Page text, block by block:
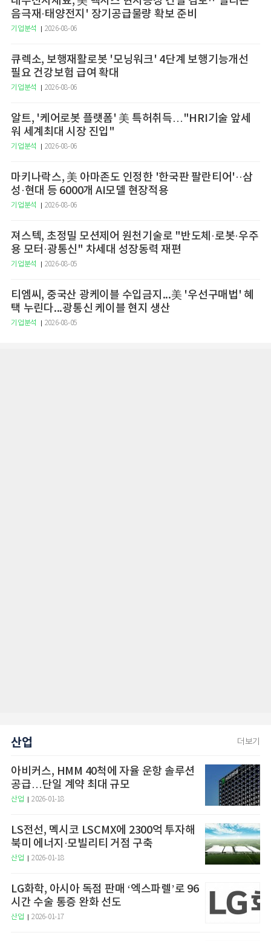
음극재·태양전지' 장기공급물량 확보 준비
기업분석 2026-08-06
큐렉소, 보행재활로봇 '모닝워크' 4단계 보행기능개선
필요 건강보험 급여 확대
기업분석 2026-08-06
알트, '케어로봇 플랫폼' 美 특허취득…"HRI기술 앞세
워 세계최대 시장 진입"
기업분석 2026-08-06
마키나락스, 美 아마존도 인정한 '한국판 팔란티어'··삼
성·현대 등 6000개 AI모델 현장적용
기업분석 2026-08-06
져스텍, 초정밀 모션제어 원천기술로 "반도체·로봇·우주
용 모터·광통신" 차세대 성장동력 재편
기업분석 2026-08-05
티엠씨, 중국산 광케이블 수입금지...美 '우선구매법' 혜
택 누린다...광통신 케이블 현지 생산
기업분석 2026-08-05
산업 더보기
아비커스, HMM 40척에 자율 운항 솔루션
공급…단일 계약 최대 규모
산업 2026-01-18
LS전선, 멕시코 LSCMX에 2300억 투자해
북미 에너지·모빌리티 거점 구축
산업 2026-01-18
LG화학, 아시아 독점 판매 ‘엑스파렐’로 96
시간 수술 통증 완화 선도
산업 2026-01-17